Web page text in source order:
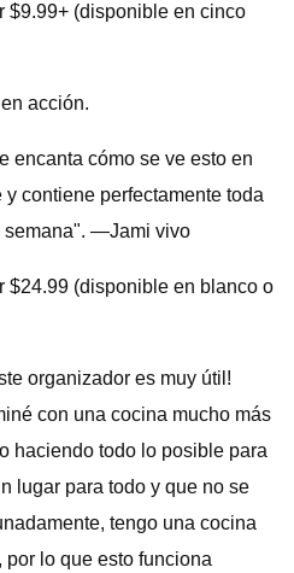
$9.99+ (disponible en cinco
acción.
encanta cómo se ve esto en
contiene perfectamente toda
semana". —Jami vivo
$24.99 (disponible en blanco o
organizador es muy útil!
con una cocina mucho más
haciendo todo lo posible para
lugar para todo y que no se
tengo una cocina
lo que esto funciona